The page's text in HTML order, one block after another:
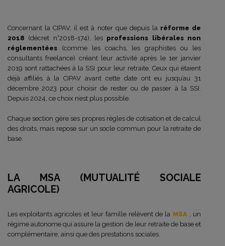
Concernant la CIPAV, il est à noter que depuis la réforme de
2018 (décret n°2018-174), les professions libérales non
réglementées (comme les coachs, les graphistes ou les
consultants freelance) créant leur activité après le 1er janvier
2019 sont rattachées à la SSI pour leur retraite. Ceux qui étaient
déjà affiliés à la CIPAV avant cette date ont eu jusqu’au 31
décembre 2023 pour choisir de rester ou de passer à la SSI.
Depuis 2024, ce choix n’est plus possible.
Chaque section gère ses propres règles de cotisation et de calcul
des droits, mais repose sur un socle commun pour la retraite de
base.
LA MSA (MUTUALITÉ SOCIALE
AGRICOLE)
Les exploitants agricoles et leur famille relèvent de la MSA , un
régime autonome qui assure la gestion de leur retraite de base et
complémentaire, ainsi que des prestations sociales.